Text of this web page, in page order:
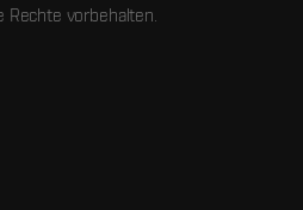
vorbehalten.